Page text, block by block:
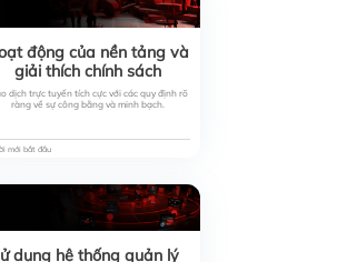
động của nền tảng và
giải thích chính sách
dịch trực tuyến tích cực với các quy định rõ
ràng về sự công bằng và minh bạch.
mới bắt đầu
dụng hệ thống quản lý